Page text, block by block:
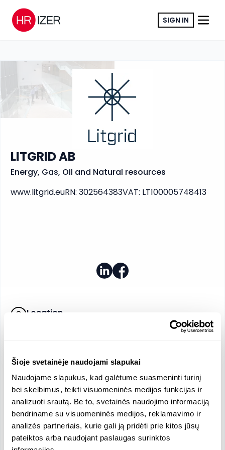
Šioje svetainėje naudojami slapukai
Naudojame slapukus, kad galėtume suasmeninti turinį
bei skelbimus, teikti visuomeninės medijos funkcijas ir
analizuoti srautą. Be to, svetainės naudojimo informaciją
bendriname su visuomeninės medijos, reklamavimo ir
analizės partneriais, kurie gali ją pridėti prie kitos jūsų
pateiktos arba naudojant paslaugas surinktos
SIGN IN
COPY LINK
LITGRID AB
Energy, Gas, Oil and Natural resources
www.litgrid.euRN: 302564383VAT: LT100005748413
Location
Karlo Gustavo Emilio Manerheimo g. 8, Vilnius,
512 Employees
Average Salary, Men/Women
5263.81 / 4119.84 EUR
Revenue
206399000 EUR
Salary
4934.69 EUR
Official Languages
Lithuanian